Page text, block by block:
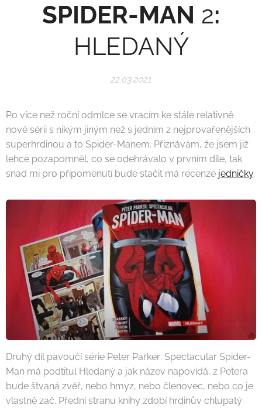
SPIDER-MAN 2:
HLEDANÝ
22.03.2021
Po více než roční odmlce se vracím ke stále relativně
nové sérii s nikým jiným než s jedním z nejprovařenějších
superhrdinou a to Spider-Manem. Přiznávám, že jsem již
lehce pozapomněl, co se odehrávalo v prvním díle, tak
snad mi pro připomenutí bude stačit má recenze jedničky.
Druhý díl pavoučí série Peter Parker: Spectacular Spider-
Man má podtitul Hledaný a jak název napovídá, z Petera
bude štvaná zvěř, nebo hmyz, nebo členovec, nebo co je
vlastně zač. Přední stranu knihy zdobí hrdinův chlupatý